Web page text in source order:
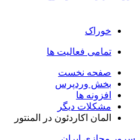
خوراک
تمامی فعالیت ها
صفحه نخست
بخش وردپرس
افزونه ها
مشکلات دیگر
المان اکاردئون در المنتور